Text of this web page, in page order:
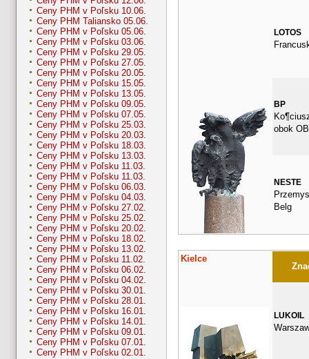
Ceny PHM v Poľsku 10.06.
Ceny PHM Taliansko 05.06.
Ceny PHM v Poľsku 05.06.
Ceny PHM v Poľsku 03.06.
Ceny PHM v Poľsku 29.05.
Ceny PHM v Poľsku 27.05.
Ceny PHM v Poľsku 20.05.
Ceny PHM v Poľsku 15.05.
Ceny PHM v Poľsku 13.05.
Ceny PHM v Poľsku 09.05.
Ceny PHM v Poľsku 07.05.
Ceny PHM v Poľsku 25.03.
Ceny PHM v Poľsku 20.03.
Ceny PHM v Poľsku 18.03.
Ceny PHM v Poľsku 13.03.
Ceny PHM v Poľsku 11.03.
Ceny PHM v Poľsku 11.03.
Ceny PHM v Poľsku 06.03.
Ceny PHM v Poľsku 04.03.
Ceny PHM v Poľsku 27.02.
Ceny PHM v Poľsku 25.02.
Ceny PHM v Poľsku 20.02.
Ceny PHM v Poľsku 18.02.
Ceny PHM v Poľsku 13.02.
Ceny PHM v Poľsku 11.02.
Ceny PHM v Poľsku 06.02.
Ceny PHM v Poľsku 04.02.
Ceny PHM v Poľsku 30.01.
Ceny PHM v Poľsku 28.01.
Ceny PHM v Poľsku 16.01.
Ceny PHM v Poľsku 14.01.
Ceny PHM v Poľsku 09.01.
Ceny PHM v Poľsku 07.01.
Ceny PHM v Poľsku 02.01.
LOTOS
BP
obok
NESTE
Belg
Kielce
LUKOIL